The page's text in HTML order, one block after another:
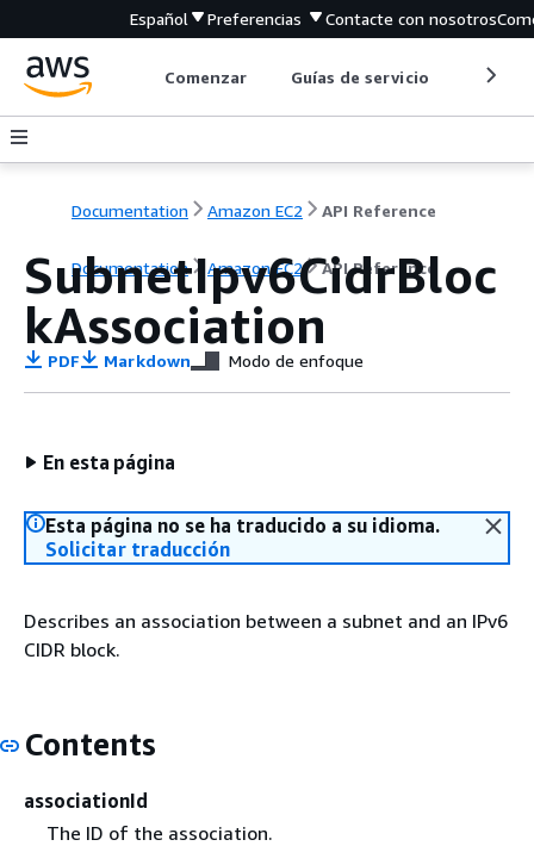
Español Preferencias Contacte con nosotros
Comenzar Guías de servicio
Documentation Amazon EC2 API Reference
Documentation Amazon EC2 API Reference
SubnetIpv6CidrBloc
kAssociation
PDF Markdown Modo de enfoque
En esta página
Esta página no se ha traducido a su idioma.
Solicitar traducción
Describes an association between a subnet and an IPv6
CIDR block.
Contents
associationId
The ID of the association.